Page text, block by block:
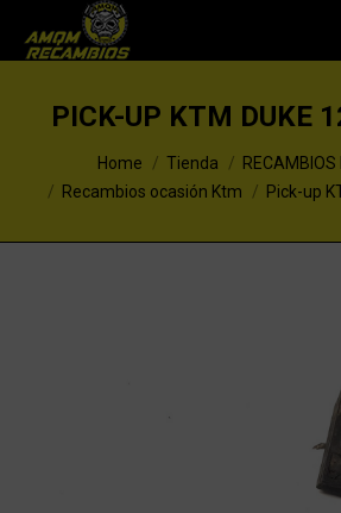
PICK-UP KTM DUKE
You are here:Home Tienda
RECAMBIOS
Recambios ocasión Ktm
Pick-up